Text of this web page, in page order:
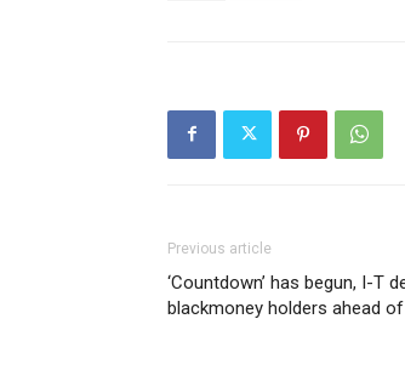
Previous article
‘Countdown’ has begun, I-T
blackmoney holders ahead